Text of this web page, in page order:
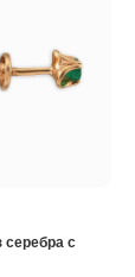
серебра с